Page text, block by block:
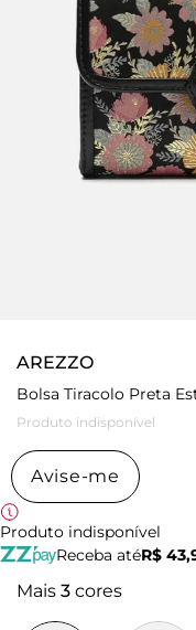
AREZZO
Bolsa Tiracolo Preta
Produto indisponível
Avise-me
Produto indisponível
Receba atéR$
Mais 3 cores